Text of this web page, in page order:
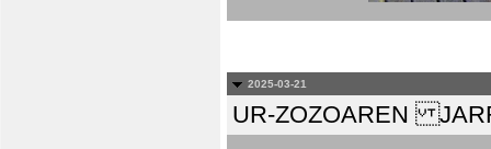
2025-03-21
UR-ZOZOAREN